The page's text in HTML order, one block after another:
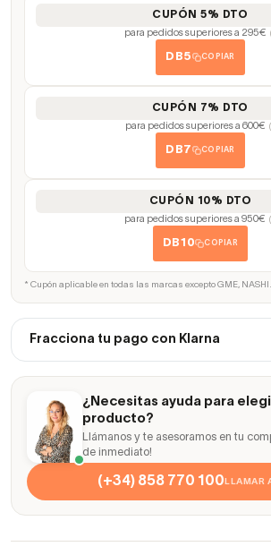
CUPÓN 5% DTO
para pedidos superiores a 295€
DB5 COPIAR
CUPÓN 7% DTO
para pedidos superiores a 600€
DB7 COPIAR
CUPÓN 10% DTO
para pedidos superiores a 950€
DB10 COPIAR
* Cupón aplicable en todas las marcas excepto GME, NASHI.
Fracciona tu pago con Klarna
¿Necesitas ayuda para
producto?
Llámanos y te asesoramos en tu
de inmediato!
(+34) 858 770 100LLAMAR